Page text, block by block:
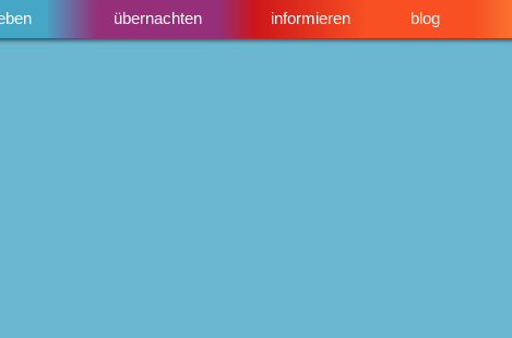
übernachten informieren blog